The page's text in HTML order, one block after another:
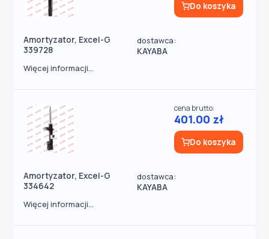
Amortyzator, Excel-G
339728
dostawca:
KAYABA
Do koszyka
Więcej informacji...
Amortyzator, Excel-G
334642
dostawca:
KAYABA
cena brutto:
401.00 zł
Do koszyka
Więcej informacji...